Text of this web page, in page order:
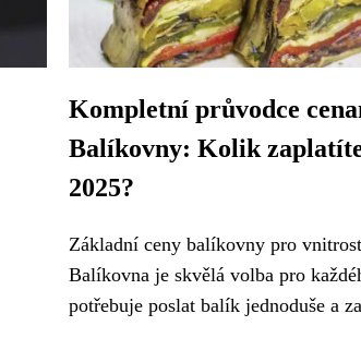
Kompletní průvodce
Balíkovny: Kolik
2025?
Základní ceny balíkovny pro
Balíkovna je skvělá volba pro
potřebuje poslat balík jednoduše a